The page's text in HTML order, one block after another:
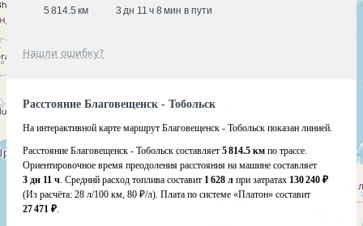
5 814.5 км 3 дн 11 ч 8 мин в пути
Нашли ошибку?
Расстояние Благовещенск - Тобольск
На интерактивной карте маршрут Благовещенск - Тобольск показан линией.
Расстояние Благовещенск - Тобольск составляет 5 814.5 км по трассе.
Ориентировочное время преодоления расстояния на машине составляет
3 дн 11 ч. Средний расход топлива составит 1 628 л при затратах 130 240 ₽
(Из расчёта: 28 л/100 км, 80 ₽/л). Плата по системе «Платон» составит
27 471 ₽.